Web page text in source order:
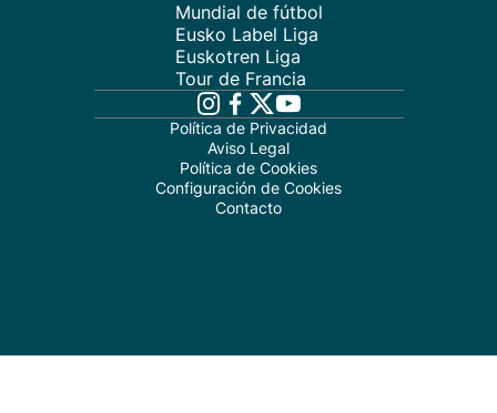
Mundial de fútbol
Eusko Label Liga
Euskotren Liga
Tour de Francia
Política de Privacidad
Aviso Legal
Política de Cookies
Configuración de Cookies
Contacto